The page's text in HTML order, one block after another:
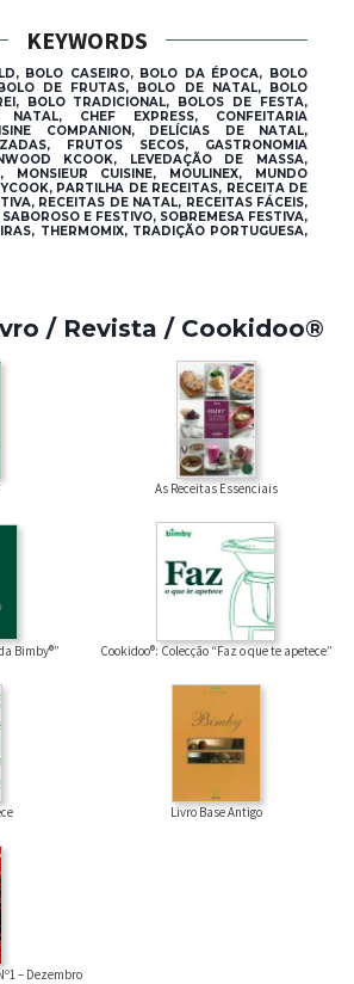
KEYWORDS
BOLO CASEIRO, BOLO DA ÉPOCA, BOLO
DE FRUTAS, BOLO DE NATAL, BOLO
BOLO TRADICIONAL, BOLOS DE FESTA,
NATAL, CHEF EXPRESS, CONFEITARIA
COMPANION, DELÍCIAS DE NATAL,
FRUTOS SECOS, GASTRONOMIA
KCOOK, LEVEDAÇÃO DE MASSA,
MONSIEUR CUISINE, MOULINEX, MUNDO
PARTILHA DE RECEITAS, RECEITA DE
RECEITAS DE NATAL, RECEITAS FÁCEIS,
E FESTIVO, SOBREMESA FESTIVA,
THERMOMIX, TRADIÇÃO PORTUGUESA,
/ Revista / Cookidoo®
As Receitas Essenciais
Bimby®” Cookidoo®: Colecção “Faz o que te apetece”
Livro Base Antigo
– Dezembro